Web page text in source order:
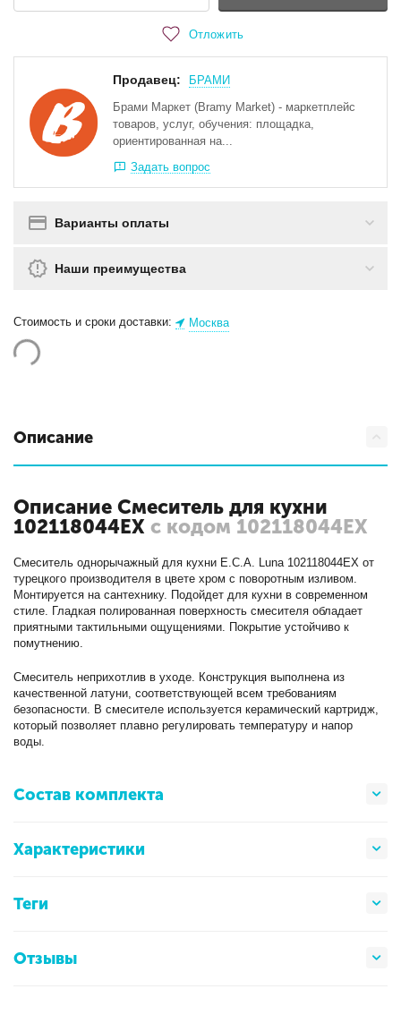
Отложить
Продавец:
БРАМИ
Брами Маркет (Bramy Market) - маркетплейс
товаров, услуг, обучения: площадка,
ориентированная на...
Задать вопрос
Варианты оплаты
Наши преимущества
Стоимость и сроки доставки: Москва
Описание
Описание Смеситель для кухни
102118044EX с кодом 102118044EX
Смеситель однорычажный для кухни E.C.A. Luna 102118044EX от
турецкого производителя в цвете хром с поворотным изливом.
Монтируется на сантехнику. Подойдет для кухни в современном
стиле. Гладкая полированная поверхность смесителя обладает
приятными тактильными ощущениями. Покрытие устойчиво к
помутнению.
Смеситель неприхотлив в уходе. Конструкция выполнена из
качественной латуни, соответствующей всем требованиям
безопасности. В смесителе используется керамический картридж,
который позволяет плавно регулировать температуру и напор
воды.
Состав комплекта
Характеристики
Теги
Отзывы